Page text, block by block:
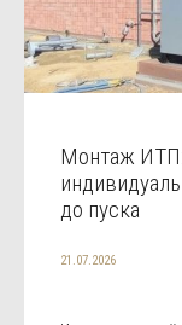
Монтаж
до пуска
21.07.2026